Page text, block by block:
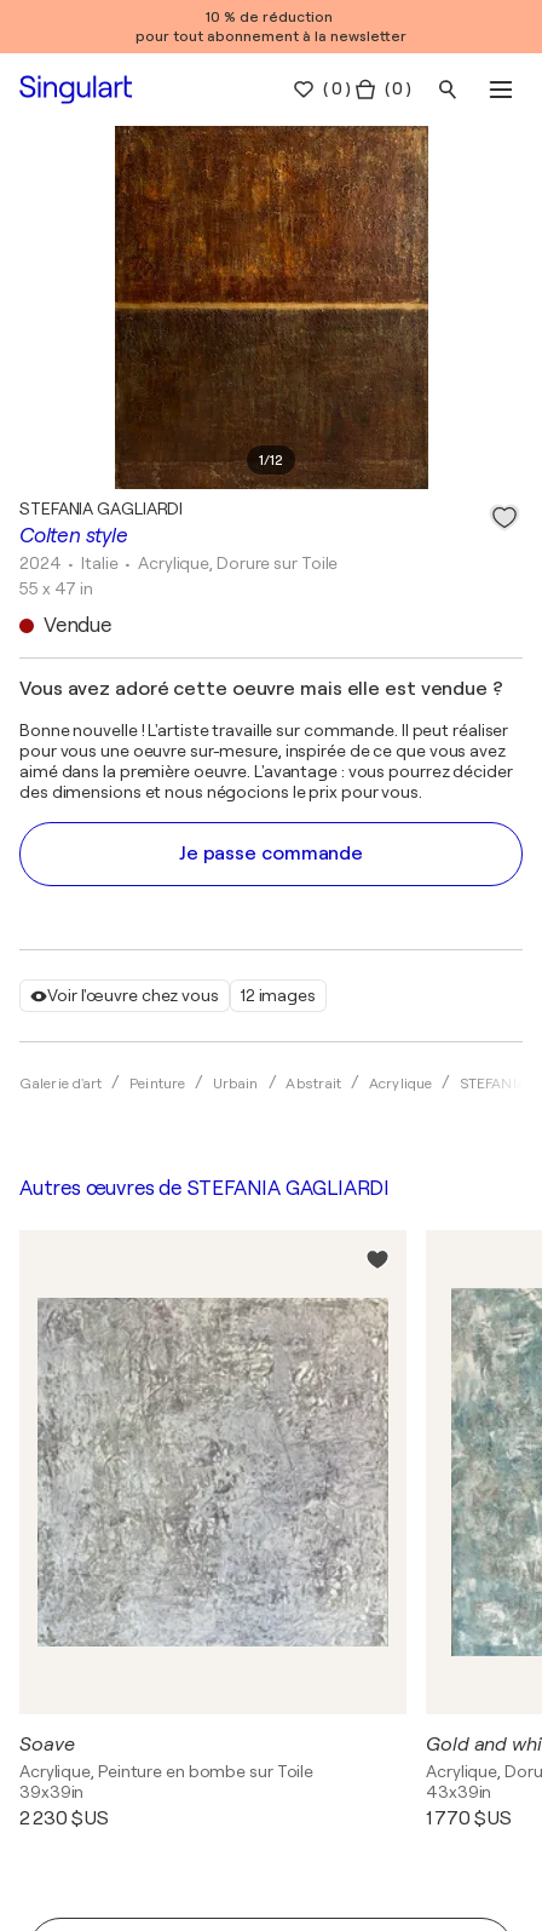
10 % de réduction
pour tout abonnement à la newsletter
(0 ) ( 0 )
1/12
Voir l'œuvre chez vous 12 images
Galerie d'art Peinture Urbain Abstrait Acrylique STEFANIA
Colten style
STEFANIA GAGLIARDI
2024 • Italie •Acrylique, Dorure sur Toile
55 x 47 in
Vendue
Vous avez adoré cette oeuvre mais elle est vendue ?
Bonne nouvelle ! L'artiste travaille sur commande. Il peut réaliser
pour vous une oeuvre sur-mesure, inspirée de ce que vous avez
aimé dans la première oeuvre. L'avantage : vous pourrez décider
des dimensions et nous négocions le prix pour vous.
Je passe commande
Autres œuvres de STEFANIA GAGLIARDI
Soave
Acrylique, Peinture en bombe sur Toile
39x39in
2 230 $US
Gold and
Acrylique,
43x39in
1 770 $US